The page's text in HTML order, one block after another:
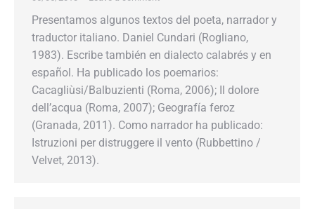
Presentamos algunos textos del poeta, narrador y
traductor italiano. Daniel Cundari (Rogliano,
1983). Escribe también en dialecto calabrés y en
español. Ha publicado los poemarios:
Cacagliùsi/Balbuzienti (Roma, 2006); Il dolore
dell’acqua (Roma, 2007); Geografía feroz
(Granada, 2011). Como narrador ha publicado:
Istruzioni per distruggere il vento (Rubbettino /
Velvet, 2013).